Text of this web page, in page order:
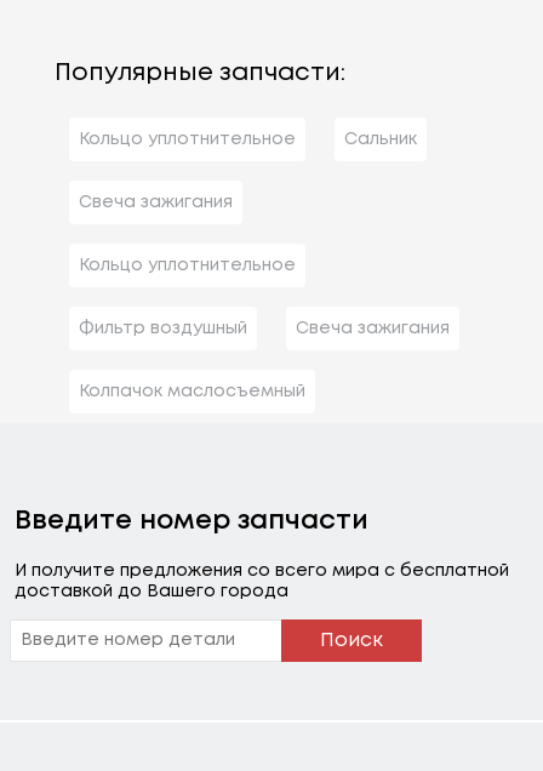
Популярные запчасти:
Кольцо уплотнительное Сальник
Свеча зажигания
Кольцо уплотнительное
Фильтр воздушный Свеча зажигания
Колпачок маслосъемный
Введите номер запчасти
И получите предложения со всего мира с бесплатной
доставкой до Вашего города
Поиск